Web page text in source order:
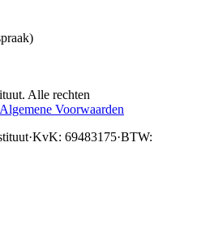
Alle rechten
Algemene Voorwaarden
·KvK: 69483175·BTW: